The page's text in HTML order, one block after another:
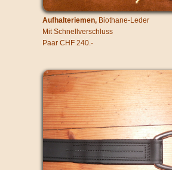
Aufhalteriemen, Biothane-Leder
Mit Schnellverschluss
Paar CHF 240.-